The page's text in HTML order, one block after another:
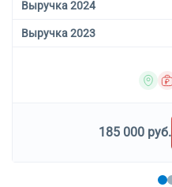
Выручка 2024
Выручка 2023
185 000 руб.